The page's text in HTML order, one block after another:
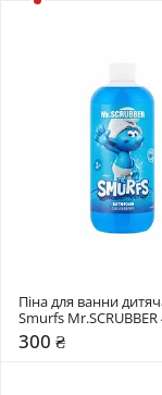
Піна для ванни
Smurfs
300 ₴